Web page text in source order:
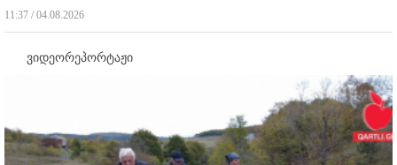
11:37 / 04.08.2026
ვიდეორეპორტაჟი